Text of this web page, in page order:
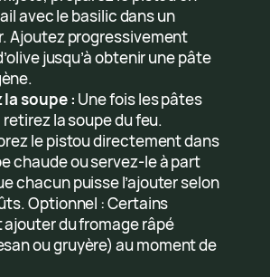
avec le basilic dans un
Ajoutez progressivement
jusqu’à obtenir une pâte
la soupe : Une fois les pâtes
la soupe du feu.
le pistou directement dans
chaude ou servez-le à part
chacun puisse l’ajouter selon
Optionnel : Certains
du fromage râpé
ou gruyère) au moment de